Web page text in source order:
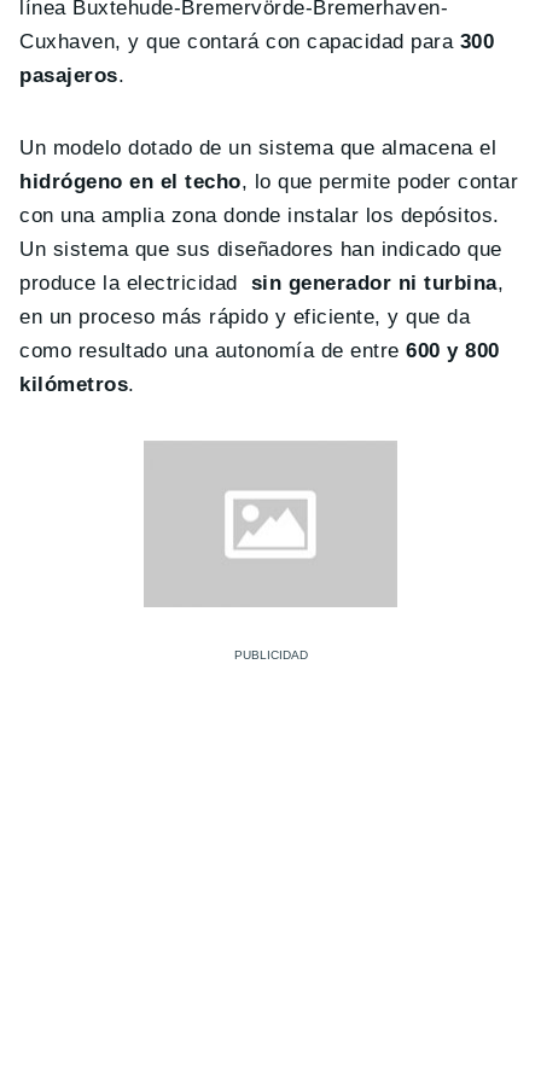
línea Buxtehude-Bremervörde-Bremerhaven-
Cuxhaven, y que contará con capacidad para 300
pasajeros.
Un modelo dotado de un sistema que almacena el
hidrógeno en el techo, lo que permite poder contar
con una amplia zona donde instalar los depósitos.
Un sistema que sus diseñadores han indicado que
produce la electricidad
sin generador ni turbina,
en un proceso más rápido y eficiente, y que da
como resultado una autonomía de entre600 y 800
kilómetros.